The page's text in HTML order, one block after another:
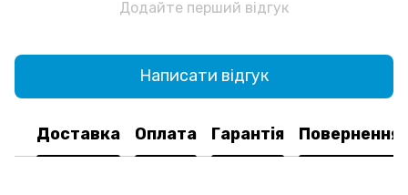
Додайте перший відгук
Написати відгук
Доставка Оплата Гарантія Повернення